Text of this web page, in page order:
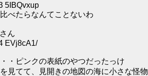
5IBQvxup
べたらなんてことないわ
ん
EVj8cA1/
・ピンクの表紙のやつだったっけ
見てて、見開きの地図の海に小さな怪物